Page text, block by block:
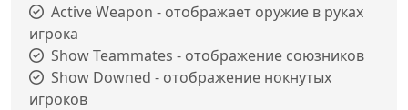
Active Weapon - отображает оружие в руках
игрока
Show Teammates - отображение союзников
Show Downed - отображение нокнутых
игроков